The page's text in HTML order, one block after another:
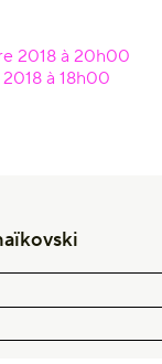
2018 à 20h00
à 18h00